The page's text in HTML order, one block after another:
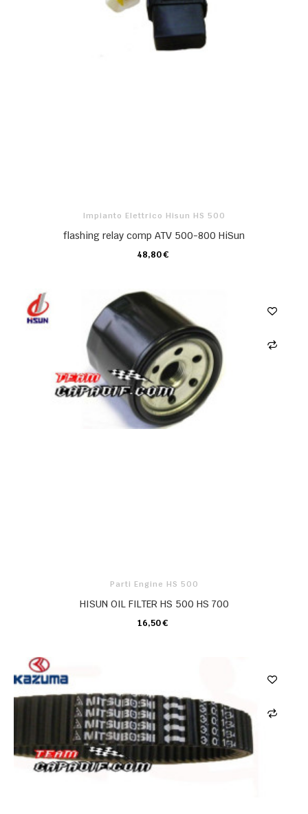
Impianto Elettrico Hisun HS 500
flashing relay comp ATV 500-800 HiSun
48,80 €
CARRELLO
Parti Engine HS 500
HISUN OIL FILTER HS 500 HS 700
16,50 €
CARRELLO